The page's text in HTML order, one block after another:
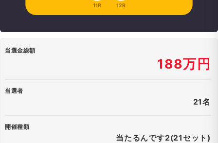
11R 12R
当選金総額
188万円
当選者
21名
開催種類
当たるんです2(21セット)